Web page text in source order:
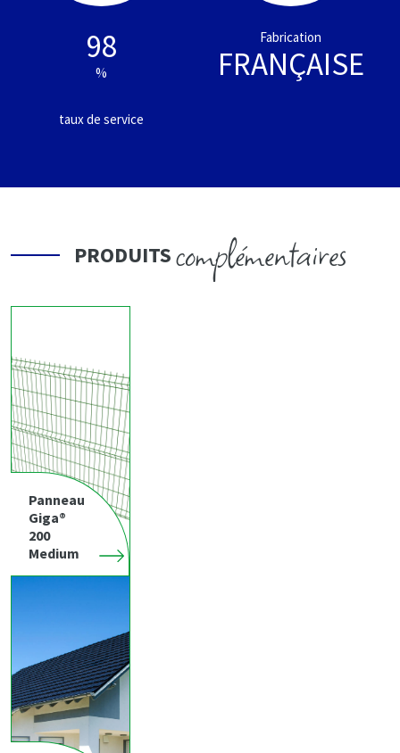
98
%
taux de service
Fabrication
FRANÇAISE
PRODUITScomplémentaires
Panneau
Giga®
200
Medium